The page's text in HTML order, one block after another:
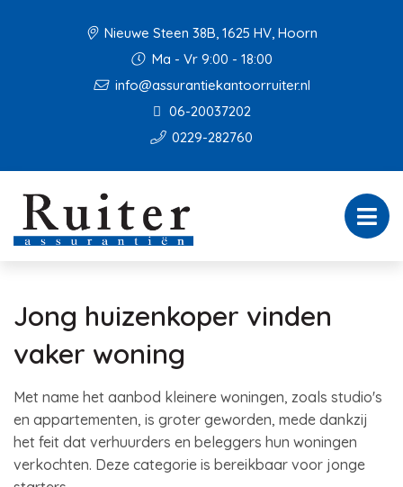
Nieuwe Steen 38B, 1625 HV, Hoorn
Ma - Vr 9:00 - 18:00
info@assurantiekantoorruiter.nl
06-20037202
0229-282760
Jong huizenkoper vinden
vaker woning
Met name het aanbod kleinere woningen, zoals studio's
en appartementen, is groter geworden, mede dankzij
het feit dat verhuurders en beleggers hun woningen
verkochten. Deze categorie is bereikbaar voor jonge